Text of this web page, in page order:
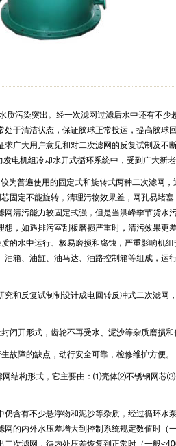
污染突出。经一次滤网过滤后水中还有不少
于清洁状态，保证胶球正常投运，提高胶球
广大用户意见和对二次滤网的反复试制及不
电机组冷却水开式循环系统中，受到广大新老
普遍使用的固定式和旋转式两种二次滤网，
定不能旋转，清理污物效果差，网孔易堵
清污能力较固定式强，但是当洪峰季节货水
想，如遇排污室刮板磨损严重时，清污效果
质的水中运行、极易磨损和腐蚀，严重影响
箱、油缸、油马达、油路控制箱等组成，运
和反复试制制设计成电回转反冲式二次滤网
闭开形式，齿轮不再受水、泥沙等杂质磨损和
生故障的缺点，动行安全可靠，检修维护方
网结构形式，它主要由：⑴壳体⑵不锈钢网
含有不少悬浮物和泥沙等杂质，经过循环水
的内外水压差增大到控制系统规定数值时（
次滤网，待内处压差恢复到正常时（一般